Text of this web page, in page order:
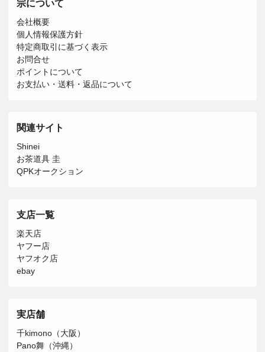
宗について
会社概要
個人情報保護方針
特定商取引に基づく表示
お問合せ
ポイントについて
お支払い・送料・返品について
関連サイト
Shinei
お茶道具 圭
QPKオークション
支店一覧
楽天店
ヤフー店
ヤフオク店
ebay
実店舗
千kimono（大阪）
Pano舞（沖縄）